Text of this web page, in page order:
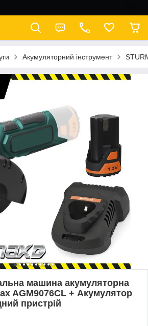
Акумуляторний інструмент
машина акумуляторна
AGM9076CL + Акумулятор
пристрій